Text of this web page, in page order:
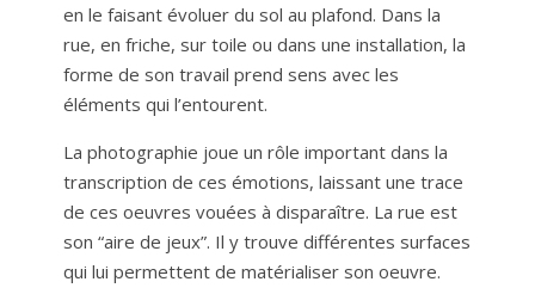
en le faisant évoluer du sol au plafond. Dans la
rue, en friche, sur toile ou dans une installation, la
forme de son travail prend sens avec les
éléments qui l’entourent.
La photographie joue un rôle important dans la
transcription de ces émotions, laissant une trace
de ces oeuvres vouées à disparaître. La rue est
son “aire de jeux”. Il y trouve différentes surfaces
qui lui permettent de matérialiser son oeuvre.